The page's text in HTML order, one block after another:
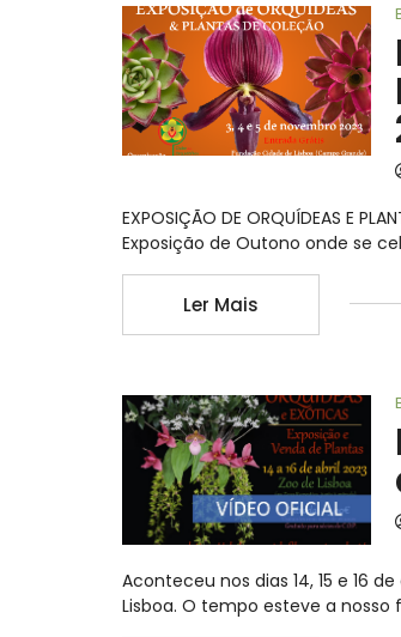
EXPOSIÇÃO DE ORQUÍDEAS E
Exposição de Outono onde se
Ler Mais
Aconteceu nos dias 14, 15 e 16
Lisboa. O tempo esteve a